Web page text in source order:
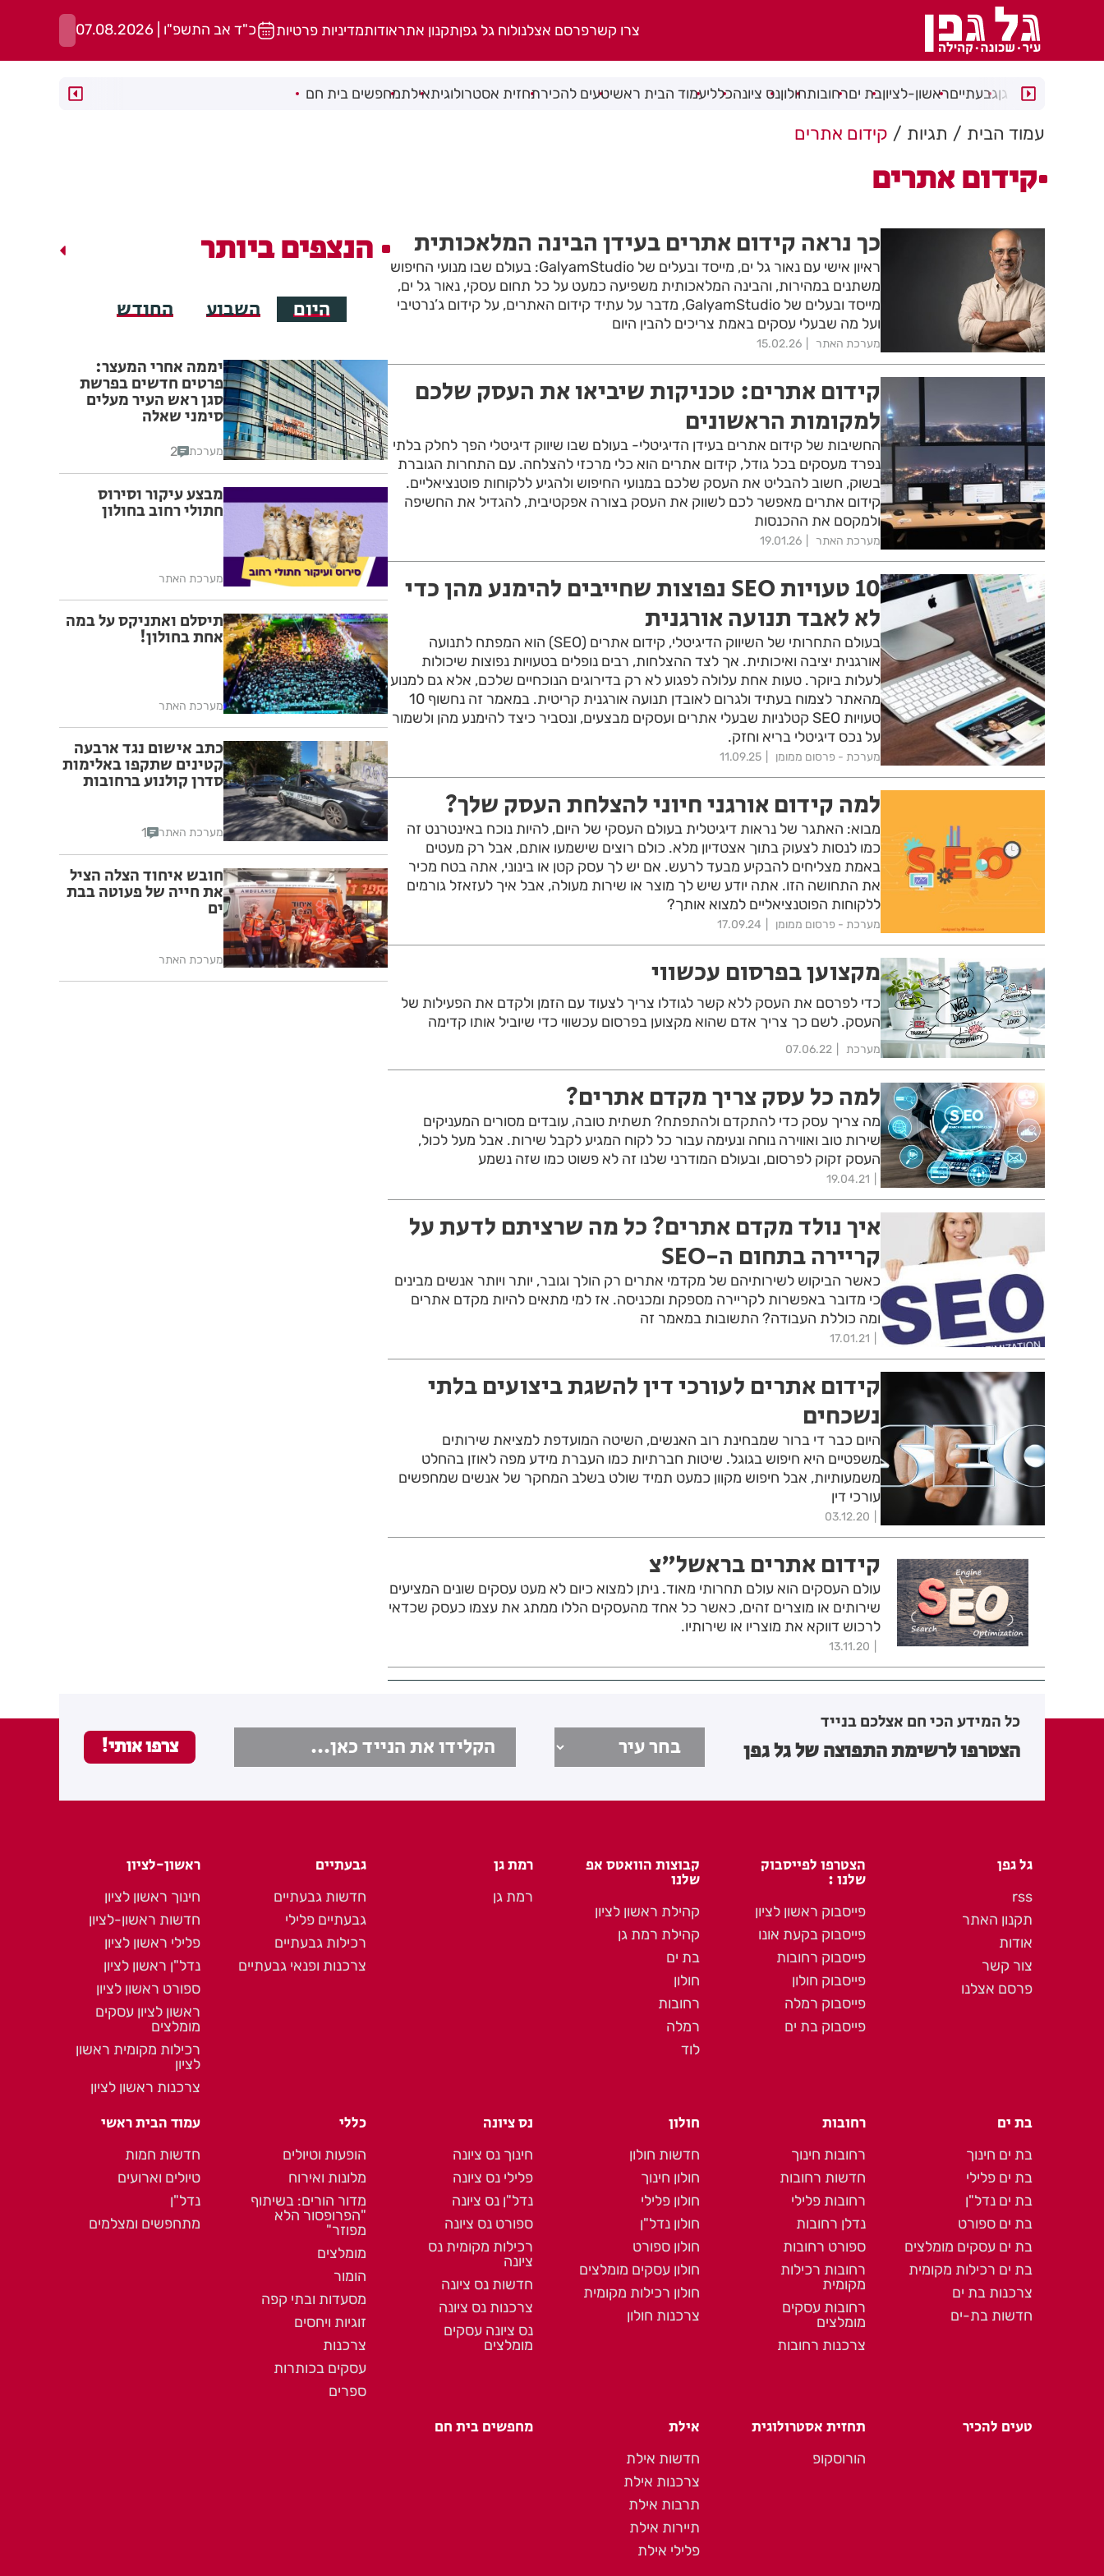
צרו קשרפרסם אצלנולוח גל גפןתקנון אתראודותמדיניות פרטיות כ"ד אב התשפ"ו | 07.08.2026
רמת גןגבעתייםראשון-לציוןבת יםרחובותחולוןנס ציונהכלליעמוד הבית ראשיטעים להכירתחזית אסטרולוגיתאילתמחפשים בית חם
עמוד הבית תגיות קידום אתרים
קידום אתרים
כך נראה קידום אתרים בעידן הבינה המלאכותית
​ראיון אישי עם נאור גל ים, מייסד ובעלים של GalyamStudio: בעולם שבו מנועי החיפוש
משתנים במהירות, והבינה המלאכותית משפיעה כמעט על כל תחום עסקי, נאור גל ים,
מייסד ובעלים של GalyamStudio, מדבר על עתיד קידום האתרים, על קידום ג’נרטיבי
ועל מה שבעלי עסקים באמת צריכים להבין היום
מערכת האתר 15.02.26
קידום אתרים: טכניקות שיביאו את העסק שלכם
למקומות הראשונים
החשיבות של קידום אתרים בעידן הדיגיטלי- בעולם שבו שיווק דיגיטלי הפך לחלק בלתי
נפרד מעסקים בכל גודל, קידום אתרים הוא כלי מרכזי להצלחה. עם התחרות הגוברת
בשוק, חשוב להבליט את העסק שלכם במנועי החיפוש ולהגיע ללקוחות פוטנציאליים.
קידום אתרים מאפשר לכם לשווק את העסק בצורה אפקטיבית, להגדיל את החשיפה
ולמקסם את ההכנסות
מערכת האתר 19.01.26
10 טעויות SEO נפוצות שחייבים להימנע מהן כדי
לא לאבד תנועה אורגנית
בעולם התחרותי של השיווק הדיגיטלי, קידום אתרים (SEO) הוא המפתח לתנועה
אורגנית יציבה ואיכותית. אך לצד ההצלחות, רבים נופלים בטעויות נפוצות שיכולות
לעלות ביוקר. טעות אחת עלולה לפגוע לא רק בדירוגים הנוכחיים שלכם, אלא גם למנוע
מהאתר לצמוח בעתיד ולגרום לאובדן תנועה אורגנית קריטית. במאמר זה נחשוף 10
טעויות SEO קטלניות שבעלי אתרים ועסקים מבצעים, ונסביר כיצד להימנע מהן ולשמור
על נכס דיגיטלי בריא וחזק.
מערכת - פרסום ממומן 11.09.25
למה קידום אורגני חיוני להצלחת העסק שלך?
מבוא: האתגר של נראות דיגיטלית בעולם העסקי של היום, להיות נוכח באינטרנט זה
כמו לנסות לצעוק בתוך אצטדיון מלא. כולם רוצים שישמעו אותם, אבל רק מעטים
באמת מצליחים להבקיע מבעד לרעש. אם יש לך עסק קטן או בינוני, אתה בטח מכיר
את התחושה הזו. אתה יודע שיש לך מוצר או שירות מעולה, אבל איך לעזאזל גורמים
ללקוחות הפוטנציאליים למצוא אותך?
מערכת - פרסום ממומן 17.09.24
מקצוען בפרסום עכשווי
כדי לפרסם את העסק ללא קשר לגודלו צריך לצעוד עם הזמן ולקדם את הפעילות של
העסק. לשם כך צריך אדם שהוא מקצוען בפרסום עכשווי כדי שיוביל אותו קדימה
מערכת 07.06.22
למה כל עסק צריך מקדם אתרים?
מה צריך עסק כדי להתקדם ולהתפתח? תשתית טובה, עובדים מסורים המעניקים
שירות טוב ואווירה נוחה ונעימה עבור כל לקוח המגיע לקבל שירות. אבל מעל לכול,
העסק זקוק לפרסום, ובעולם המודרני שלנו זה לא פשוט כמו שזה נשמע
19.04.21
איך נולד מקדם אתרים? כל מה שרציתם לדעת על
קריירה בתחום ה-SEO
כאשר הביקוש לשירותיהם של מקדמי אתרים רק הולך וגובר, יותר ויותר אנשים מבינים
כי מדובר באפשרות לקריירה מספקת ומכניסה. אז למי מתאים להיות מקדם אתרים
ומה כוללת העבודה? התשובות במאמר זה
17.01.21
קידום אתרים לעורכי דין להשגת ביצועים בלתי
נשכחים
היום כבר די ברור שמבחינת רוב האנשים, השיטה המועדפת למציאת שירותים
משפטיים היא חיפוש בגוגל. שיטות חברתיות כמו העברת מידע מפה לאוזן בהחלט
משמעותיות, אבל חיפוש מקוון כמעט תמיד שולט בשלב המחקר של אנשים שמחפשים
עורכי דין
03.12.20
קידום אתרים בראשל"צ
עולם העסקים הוא עולם תחרותי מאוד. ניתן למצוא כיום לא מעט עסקים שונים המציעים
שירותים או מוצרים זהים, כאשר כל אחד מהעסקים הללו ממתג את עצמו כעסק שכדאי
לרכוש דווקא את מוצריו או שירותיו.
13.11.20
הנצפים ביותר
היום השבוע החודש
יממה אחרי המעצר:
פרטים חדשים בפרשת
סגן ראש העיר מעלים
סימני שאלה
מערכת 2
מבצע עיקור וסירוס
חתולי רחוב בחולון
מערכת האתר
תיסלם ואתניקס על במה
אחת בחולון!
מערכת האתר
כתב אישום נגד ארבעה
קטינים שתקפו באלימות
סדרן קולנוע ברחובות
מערכת האתר 1
חובש איחוד הצלה הציל
את חייה של פעוטה בבת
ים
מערכת האתר
כל המידע הכי חם אצלכם בנייד
הצטרפו לרשימת התפוצה של גל גפן
גל גפן
rss
תקנון האתר
אודות
צור קשר
פרסם אצלנו
הצטרפו לפייסבוק
שלנו :
פייסבוק ראשון לציון
פייסבוק בקעת אונו
פייסבוק רחובות
פייסבוק חולון
פייסבוק רמלה
פייסבוק בת ים
קבוצות הוואטס אפ
שלנו
קהילת ראשון לציון
קהילת רמת גן
בת ים
חולון
רחובות
רמלה
לוד
רמת גן
רמת גן
גבעתיים
חדשות גבעתיים
גבעתיים פלילי
רכילות גבעתיים
צרכנות ופנאי גבעתיים
ראשון-לציון
חינוך ראשון לציון
חדשות ראשון-לציון
פלילי ראשון לציון
נדל"ן ראשון לציון
ספורט ראשון לציון
ראשון לציון עסקים
מומלצים
רכילות מקומית ראשון
לציון
צרכנות ראשון לציון
בת ים
בת ים חינוך
בת ים פלילי
בת ים נדל"ן
בת ים ספורט
בת ים עסקים מומלצים
בת ים רכילות מקומית
צרכנות בת ים
חדשות בת-ים
רחובות
רחובות חינוך
חדשות רחובות
רחובות פלילי
נדלן רחובות
ספורט רחובות
רחובות רכילות
מקומית
רחובות עסקים
מומלצים
צרכנות רחובות
חולון
חדשות חולון
חולון חינוך
חולון פלילי
חולון נדל"ן
חולון ספורט
חולון עסקים מומלצים
חולון רכילות מקומית
צרכנות חולון
נס ציונה
חינוך נס ציונה
פלילי נס ציונה
נדל"ן נס ציונה
ספורט נס ציונה
רכילות מקומית נס
ציונה
חדשות נס ציונה
צרכנות נס ציונה
נס ציונה עסקים
מומלצים
כללי
הופעות וטיולים
מלונות ואירוח
מדור הורים: בשיתוף
"הפרופסור הלא
מפוזר"
מומלצים
הומור
מסעדות ובתי קפה
זוגיות ויחסים
צרכנות
עסקים בכותרות
ספרים
עמוד הבית ראשי
חדשות חמות
טיולים וארועים
נדל"ן
מתחפשים ומצלמים
טעים להכיר תחזית אסטרולוגית
הורוסקופ
אילת
חדשות אילת
צרכנות אילת
תרבות אילת
תיירות אילת
פלילי אילת
מחפשים בית חם